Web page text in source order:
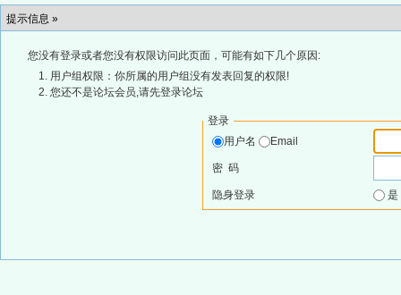
提示信息 »
您没有登录或者您没有权限访问此页面，可能有如下几个原因:
用户组权限：你所属的用户组没有发表回复的权限!
您还不是论坛会员,请先登录论坛
登录
用户名
Email
密 码
隐身登录